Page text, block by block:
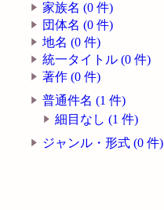
家族名 (0 件)
団体名 (0 件)
地名 (0 件)
統一タイトル (0 件)
著作 (0 件)
普通件名 (1 件)
細目なし (1 件)
ジャンル・形式 (0 件)